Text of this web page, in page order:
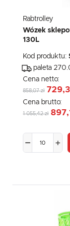
Rabtrolley
Wózek
130L
Kod produktu:
paleta
Cena netto:
858,07 zł
Cena brutto:
1 055,42 zł